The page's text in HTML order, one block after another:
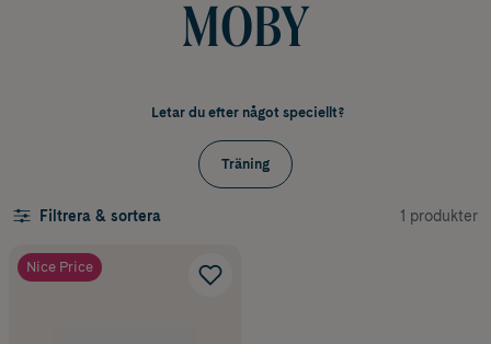
MOBY
Letar du efter något speciellt?
Träning
Filtrera & sortera 1 produkter
Nice Price